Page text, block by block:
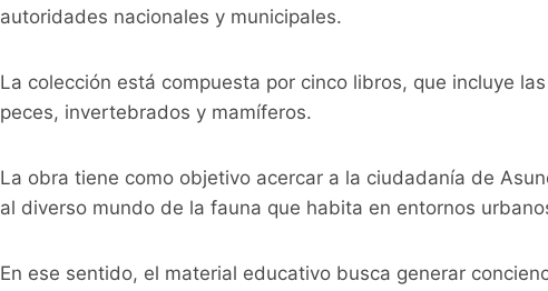
autoridades nacionales y municipales.
La colección está compuesta por cinco libros, que incluye
peces, invertebrados y mamíferos.
La obra tiene como objetivo acercar a la ciudadanía de
al diverso mundo de la fauna que habita en entornos
En ese sentido, el material educativo busca generar